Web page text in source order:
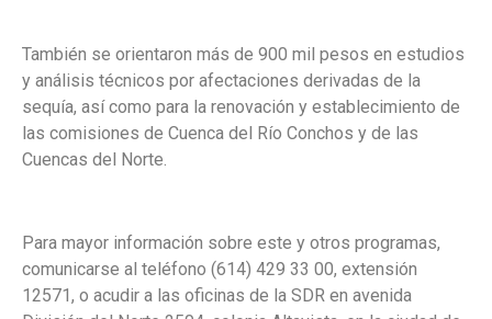
También se orientaron más de 900 mil pesos en estudios
y análisis técnicos por afectaciones derivadas de la
sequía, así como para la renovación y establecimiento de
las comisiones de Cuenca del Río Conchos y de las
Cuencas del Norte.
Para mayor información sobre este y otros programas,
comunicarse al teléfono (614) 429 33 00, extensión
12571, o acudir a las oficinas de la SDR en avenida